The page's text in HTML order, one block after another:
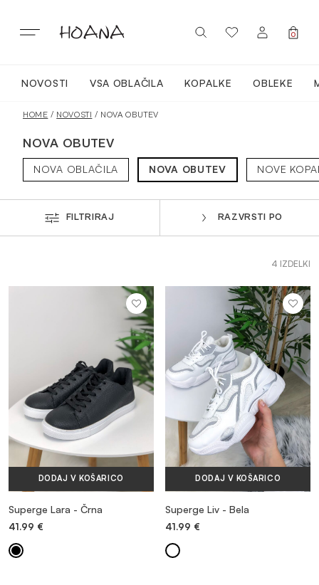
content
PRIJAVA / REGISTRACIJA
0
NOVOSTI VSA OBLAČILA KOPALKE OBLEKE
OBLEKE
KOMPLETI TRENIRK
OBUTEV
DODATKI
OUTLET
HOME / NOVOSTI / NOVA OBUTEV
NOVA OBUTEV
NOVA OBLAČILA NOVA OBUTEV NOVE
FILTRIRAJ RAZVRSTI PO
4 IZDELKI
DODAJ V KOŠARICO
Superge Lara - Črna
41.99 €
DODAJ V KOŠARICO
Superge Liv - Bela
41.99 €